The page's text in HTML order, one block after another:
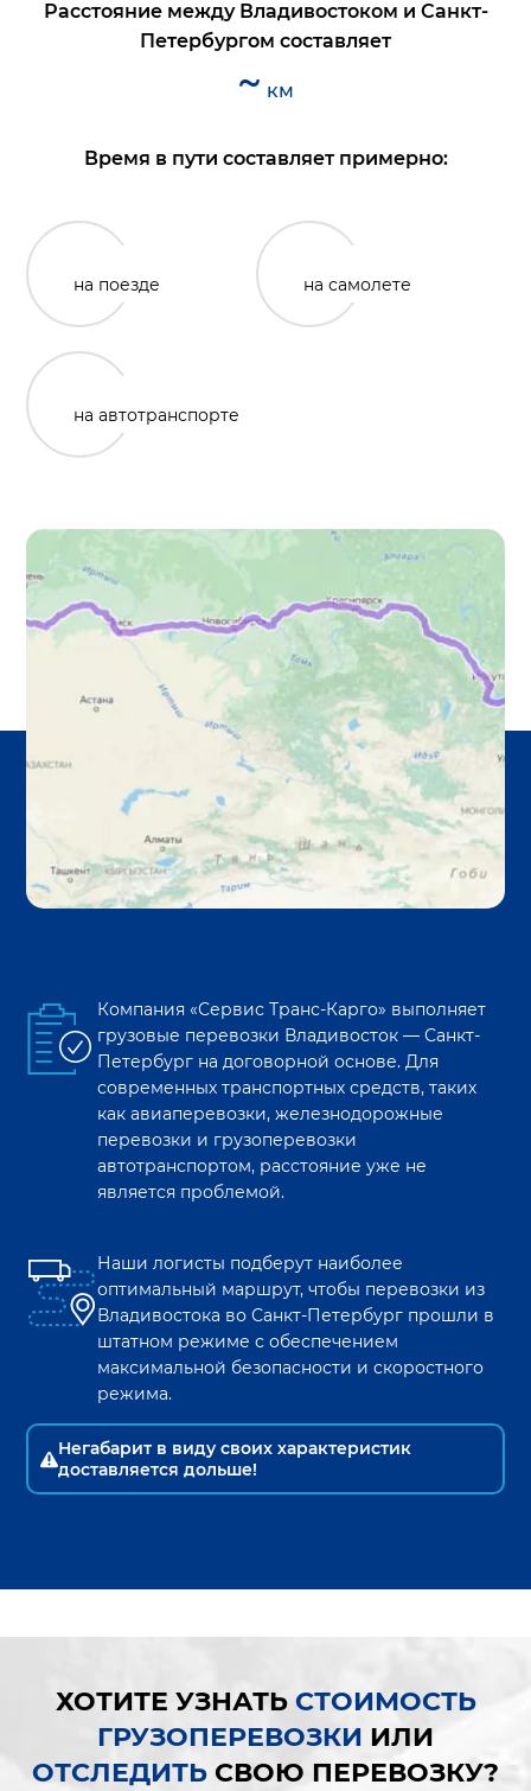
Расстояние между Владивостоком и Санкт-
Петербургом составляет
~ км
Время в пути составляет примерно:
на поезде на самолете
на автотранспорте
Компания «Сервис Транс-Карго» выполняет
грузовые перевозки Владивосток —Санкт-
Петербург на договорной основе. Для
современных транспортных средств, таких
как авиаперевозки, железнодорожные
перевозки и грузоперевозки
автотранспортом, расстояние уже не
является проблемой.
Наши логисты подберут наиболее
оптимальный маршрут, чтобы перевозки из
Владивостока воСанкт-Петербург прошли в
штатном режиме с обеспечением
максимальной безопасности и скоростного
режима.
Негабарит в виду своих характеристик
доставляется дольше!
ХОТИТЕ УЗНАТЬ СТОИМОСТЬ
ГРУЗОПЕРЕВОЗКИ ИЛИ
ОТСЛЕДИТЬ СВОЮ ПЕРЕВОЗКУ?